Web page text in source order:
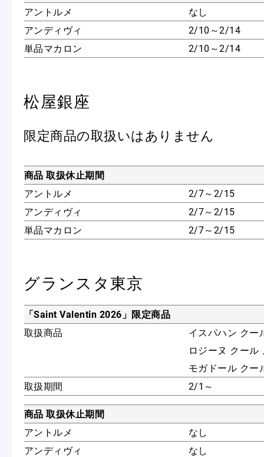
アントルメ
なし
アンディヴィ
2/10～2/14
単品マカロン
2/10～2/14
松屋銀座
限定商品の取扱いはありません
商品 取扱休止期間
アントルメ
2/7～2/15
アンディヴィ
2/7～2/15
単品マカロン
2/7～2/15
グランスタ東京
「Saint Valentin 2026」限定商品
取扱商品
イスパハン クー
ロジーヌ クール
モガドール クー
取扱期間
2/1～
商品 取扱休止期間
アントルメ
なし
アンディヴィ
なし